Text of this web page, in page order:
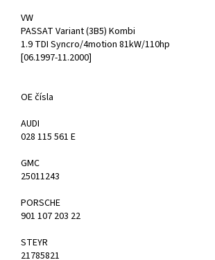
VW
PASSAT Variant (3B5) Kombi
1.9 TDI Syncro/4motion 81kW/110hp
[06.1997-11.2000]
OE čísla
AUDI
028 115 561 E
GMC
25011243
PORSCHE
901 107 203 22
STEYR
21785821